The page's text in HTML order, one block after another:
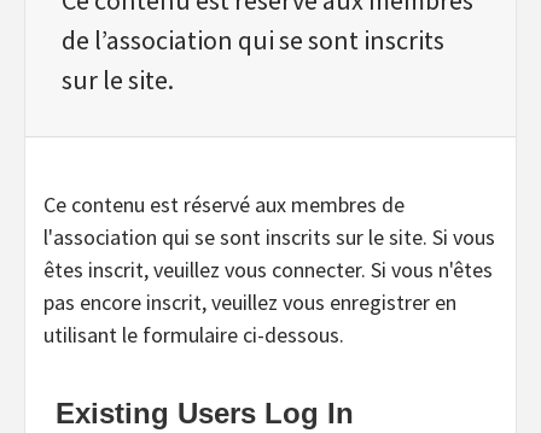
de l’association qui se sont inscrits
sur le site.
Ce contenu est réservé aux membres de
l'association qui se sont inscrits sur le site. Si vous
êtes inscrit, veuillez vous connecter. Si vous n'êtes
pas encore inscrit, veuillez vous enregistrer en
utilisant le formulaire ci-dessous.
Existing Users Log In